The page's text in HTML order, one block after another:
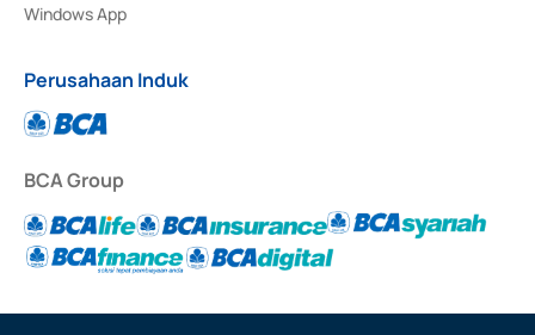
Windows App
Perusahaan Induk
BCA Group